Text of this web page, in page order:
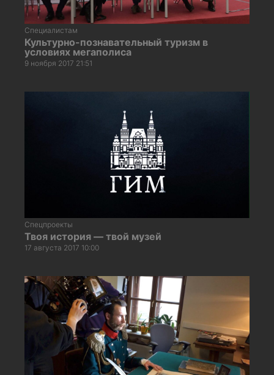
Специалистам
Культурно-познавательный туризм в
условиях мегаполиса
9 ноября 2017 21:51
Спецпроекты
Твоя история — твой музей
17 августа 2017 10:00